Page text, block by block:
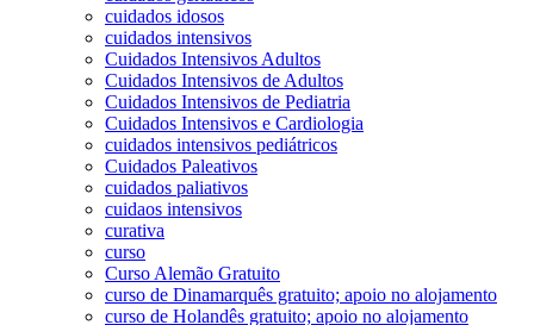
cuidados idosos
cuidados intensivos
Cuidados Intensivos Adultos
Cuidados Intensivos de Adultos
Cuidados Intensivos de Pediatria
Cuidados Intensivos e Cardiologia
cuidados intensivos pediátricos
Cuidados Paleativos
cuidados paliativos
cuidaos intensivos
curativa
curso
Curso Alemão Gratuito
curso de Dinamarquês gratuito; apoio no alojamento
curso de Holandês gratuito; apoio no alojamento